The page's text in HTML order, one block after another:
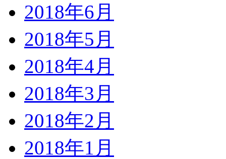
2018年6月
2018年5月
2018年4月
2018年3月
2018年2月
2018年1月